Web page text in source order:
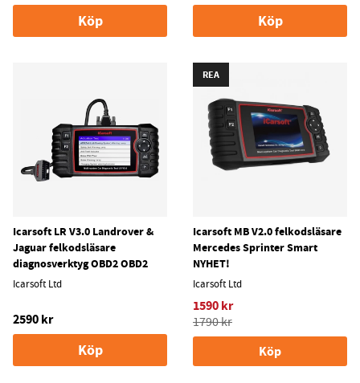
Köp Köp
Icarsoft LR V3.0 Landrover &
Jaguar felkodsläsare
diagnosverktyg OBD2 OBD2
Icarsoft Ltd
2590 kr
Köp
REA
Icarsoft MB V2.0 felkodsläsare
Mercedes Sprinter Smart
NYHET!
Icarsoft Ltd
1590 kr
1790 kr
Köp